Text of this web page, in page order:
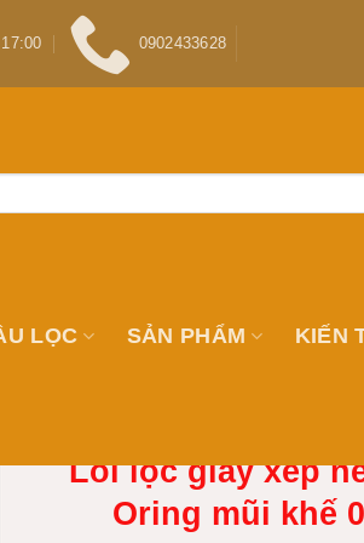
0902433628
LỌC SẢN PHẨM KIẾN
Lõi lọc giấy xếp
Oring mũi khế